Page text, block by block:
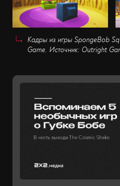
Кадры из игры SpongeBob
Game. Источник: Outright